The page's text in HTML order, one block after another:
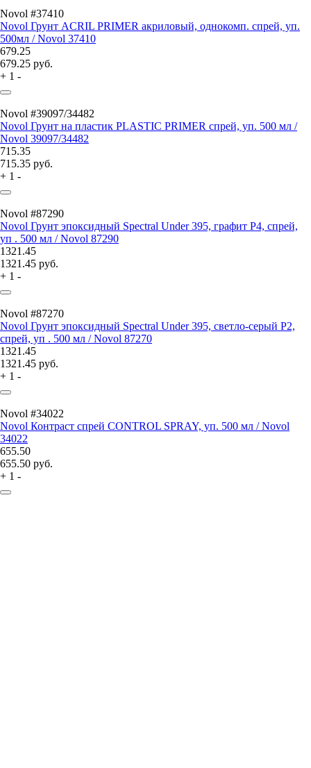
Novol #37410
Novol Грунт ACRIL PRIMER акриловый, однокомп. спрей, уп.
500мл / Novol 37410
679.25
679.25 руб.
+ 1 -
Novol #39097/34482
Novol Грунт на пластик PLASTIC PRIMER спрей, уп. 500 мл /
Novol 39097/34482
715.35
715.35 руб.
+ 1 -
Novol #87290
Novol Грунт эпоксидный Spectral Under 395, графит P4, спрей,
уп . 500 мл / Novol 87290
1321.45
1321.45 руб.
+ 1 -
Novol #87270
Novol Грунт эпоксидный Spectral Under 395, светло-серый P2,
спрей, уп . 500 мл / Novol 87270
1321.45
1321.45 руб.
+ 1 -
Novol #34022
Novol Контраст спрей CONTROL SPRAY, уп. 500 мл / Novol
34022
655.50
655.50 руб.
+ 1 -